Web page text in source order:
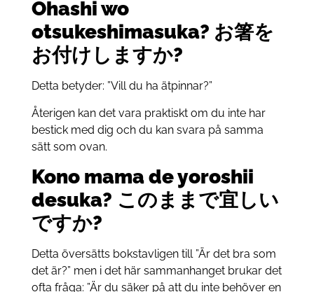
Ohashi wo
otsukeshimasuka? お箸を
お付けしますか?
Detta betyder: ”Vill du ha ätpinnar?”
Återigen kan det vara praktiskt om du inte har
bestick med dig och du kan svara på samma
sätt som ovan.
Kono mama de yoroshii
desuka? このままで宜しい
ですか?
Detta översätts bokstavligen till ”Är det bra som
det är?” men i det här sammanhanget brukar det
ofta fråga: ”Är du säker på att du inte behöver en